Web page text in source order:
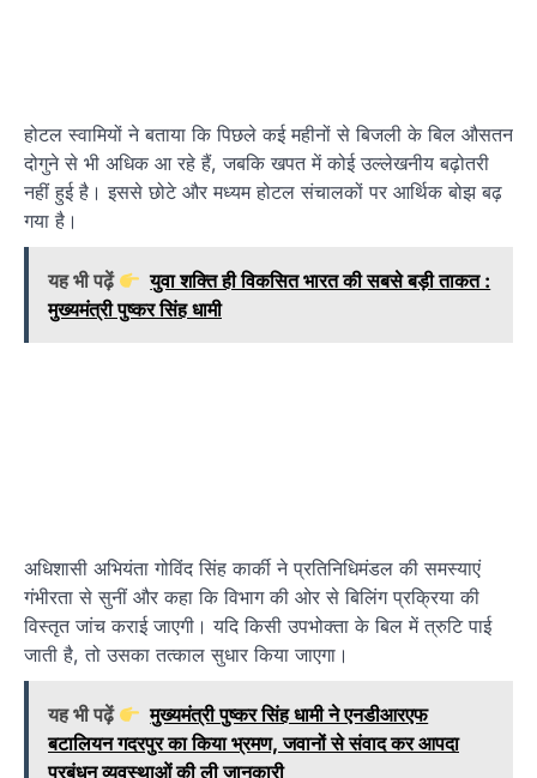
होटल स्वामियों ने बताया कि पिछले कई महीनों से बिजली के बिल औसतन
दोगुने से भी अधिक आ रहे हैं, जबकि खपत में कोई उल्लेखनीय बढ़ोतरी
नहीं हुई है। इससे छोटे और मध्यम होटल संचालकों पर आर्थिक बोझ बढ़
गया है।
यह भी पढ़ें
युवा शक्ति ही विकसित भारत की सबसे बड़ी ताकत :
मुख्यमंत्री पुष्कर सिंह धामी
अधिशासी अभियंता गोविंद सिंह कार्की ने प्रतिनिधिमंडल की समस्याएं
गंभीरता से सुनीं और कहा कि विभाग की ओर से बिलिंग प्रक्रिया की
विस्तृत जांच कराई जाएगी। यदि किसी उपभोक्ता के बिल में त्रुटि पाई
जाती है, तो उसका तत्काल सुधार किया जाएगा।
यह भी पढ़ें
मुख्यमंत्री पुष्कर सिंह धामी ने एनडीआरएफ
बटालियन गदरपुर का किया भ्रमण, जवानों से संवाद कर आपदा
प्रबंधन व्यवस्थाओं की ली जानकारी